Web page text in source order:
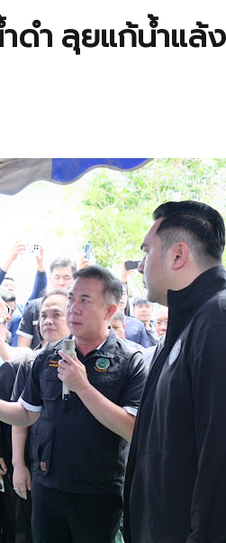
ดำ ลุยแก้น้ำแล้